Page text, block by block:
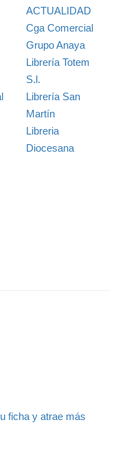
ACTUALIDAD
Cga Comercial
Grupo Anaya
Librería Totem
S.l.
Librería San
Martín
Libreria
Diocesana
ficha y atrae más